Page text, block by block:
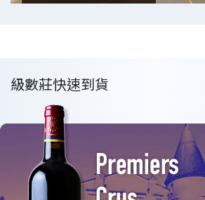
級數莊快速到貨